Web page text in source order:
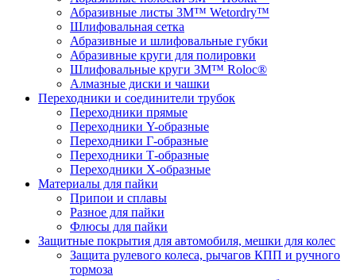
Абразивные листы 3M™ Wetordry™
Шлифовальная сетка
Абразивные и шлифовальные губки
Абразивные круги для полировки
Шлифовальные круги 3M™ Roloc®
Алмазные диски и чашки
Переходники и соединители трубок
Переходники прямые
Переходники Y-образные
Переходники Г-образные
Переходники Т-образные
Переходники Х-образные
Материалы для пайки
Припои и сплавы
Разное для пайки
Флюсы для пайки
Защитные покрытия для автомобиля, мешки для колес
Защита рулевого колеса, рычагов КПП и ручного
тормоза